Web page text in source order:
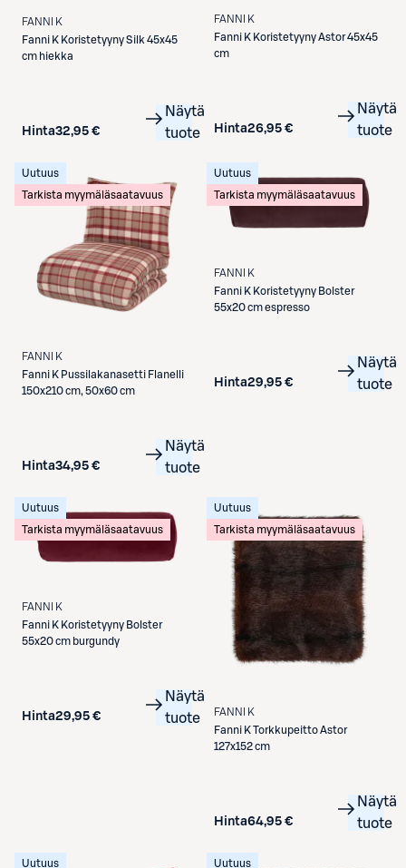
FANNI K
Fanni K Koristetyyny Silk 45x45
cm hiekka
Hinta32,95 €
Näytä
tuote
FANNI K
Fanni K Koristetyyny Astor 45x45
cm
Hinta26,95 €
Näytä
tuote
Uutuus
Tarkista myymäläsaatavuus
FANNI K
Fanni K Pussilakanasetti Flanelli
150x210 cm, 50x60 cm
Hinta34,95 €
Näytä
tuote
Uutuus
Tarkista myymäläsaatavuus
FANNI K
Fanni K Koristetyyny Bolster
55x20 cm espresso
Hinta29,95 €
Näytä
tuote
Uutuus
Tarkista myymäläsaatavuus
FANNI K
Fanni K Koristetyyny Bolster
55x20 cm burgundy
Hinta29,95 €
Näytä
tuote
Uutuus
Tarkista myymäläsaatavuus
FANNI K
Fanni KTorkkupeitto Astor
127x152 cm
Hinta64,95 €
Näytä
tuote
Uutuus
Uutuus